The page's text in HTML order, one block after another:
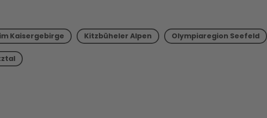
Reihe
Antonsind die
Kaisergebirge Kitzbüheler Alpen Olympiaregion Seefeld